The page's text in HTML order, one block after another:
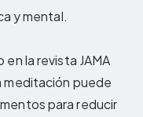
y mental.
la revista JAMA
meditación puede
para reducir